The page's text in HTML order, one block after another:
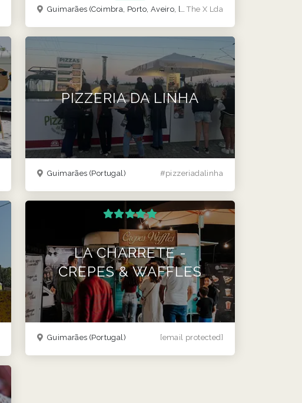
The X Lda
Guimarães (Coimbra, Porto, Aveiro, lisboa)
PIZZERIA DA LINHA
#pizzeriadalinha
Guimarães (Portugal)
LA CHARRETE -
CREPES & WAFFLES
[email protected]
Guimarães (Portugal)